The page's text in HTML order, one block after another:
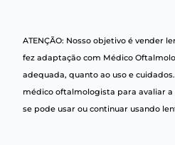
ATENÇÃO: Nosso objetivo é vender
fez adaptação com Médico
adequada, quanto ao uso e
médico oftalmologista para avaliar a
se pode usar ou continuar usando